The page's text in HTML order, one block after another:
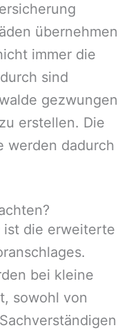
übernehmen
immer die
sind
gezwungen
erstellen. Die
werden dadurch
ist die erweiterte
bei kleine
sowohl von